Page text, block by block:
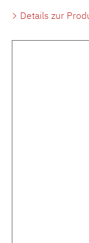
Details zur